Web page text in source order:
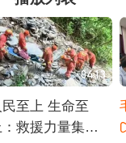
04:13
至上 生命至
救援力量集结